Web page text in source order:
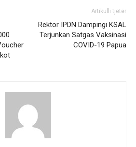
Artikulli tjetër
Rektor IPDN Dampingi KSAL
Terjunkan Satgas Vaksinasi
COVID-19 Papua